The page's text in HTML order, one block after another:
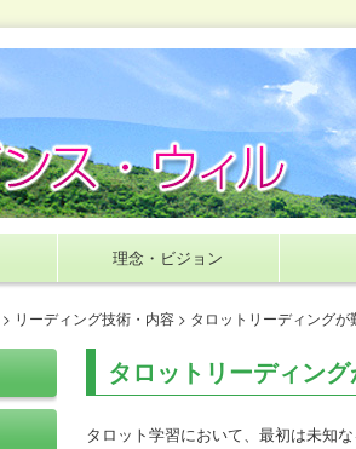
理念・ビジョン
> リーディング技術・内容 > タロットリーディング
タロットリーディン
タロット学習において、最初は未知